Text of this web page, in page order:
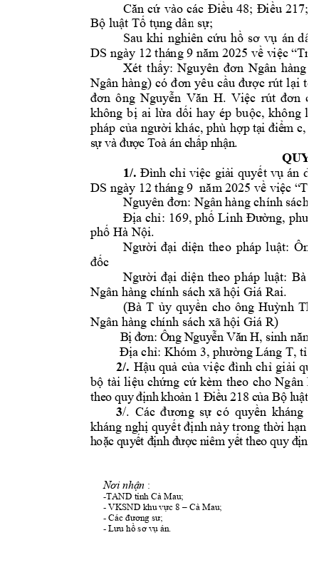
Căn cứ vào các Điều 48; Điều 217;
Bộ luật Tố tụng dân sự;
Sau khi nghiên cứu hồ sơ vụ án d
DS ngày 12 tháng 9 năm 2025 về việc “
Xét thấy: Nguyên đơn Ngân hàng
Ngân hàng) có đơn yêu cầu được rút lại
đơn ông Nguyễn Văn H. Việc rút đơn
không bị ai lừa dối hay ép buộc, không
pháp của người khác, phù hợp tại điểm c,
sự và được Toà án chấp nhận.
QU
1/. Đình chỉ việc giải quyết vụ án
DS ngày 12 tháng 9 năm 2025 về việc “Tr
Nguyên đơn: Ngân hàng chính sách
Địa chỉ: 169, phố Linh Đường, p
phố Hà Nội.
Người đại diện theo pháp luật: Ông
đốc
Người đại diện theo pháp luật: Bà
Ngân hàng chính sách xã hội Giá Rai.
(Bà T ủy quyền cho ông Huỳnh
Ngân hàng chính sách xã hội Giá R)
Bị đơn: ÔngNguyễn Văn H, sinh năm
Địa chỉ: Khóm 3, phường Láng T,
2/. Hậu quả của việc đình chỉ giải
bộ tài liệu chứng cứ kèm theo cho Ngân
theo quyđịnhkhoản 1 Điều 218 củaBộ luật
3/. Các đương sự có quyền kháng
kháng nghị quyết định này trong thời hạn
hoặc quyết định được niêm yết theo quy định
Nơi nhận :
-TAND tỉnh Cà Mau;
- VKSND khu vực 8 – Cà Mau;
- Các đương sư;
- Lưu hồ sơ vụ án.